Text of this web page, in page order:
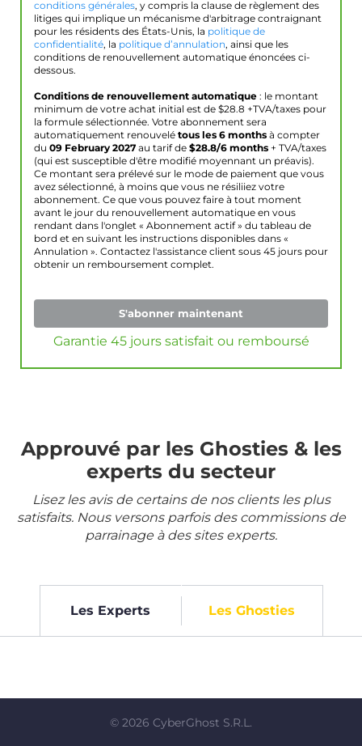
conditions générales, y compris la clause de règlement des
litiges qui implique un mécanisme d'arbitrage contraignant
pour les résidents des États-Unis, la politique de
confidentialité, la politique d’annulation, ainsi que les
conditions de renouvellement automatique énoncées ci-
dessous.
Conditions de renouvellement automatique : le montant
minimum de votre achat initial est de $28.8 +TVA/taxes pour
la formule sélectionnée. Votre abonnement sera
automatiquement renouvelé tous les 6 months à compter
du 09 February 2027 au tarif de $28.8/6 months + TVA/taxes
(qui est susceptible d'être modifié moyennant un préavis).
Ce montant sera prélevé sur le mode de paiement que vous
avez sélectionné, à moins que vous ne résiliiez votre
abonnement. Ce que vous pouvez faire à tout moment
avant le jour du renouvellement automatique en vous
rendant dans l'onglet « Abonnement actif » du tableau de
bord et en suivant les instructions disponibles dans «
Annulation ». Contactez l'assistance client sous 45 jours pour
obtenir un remboursement complet.
S'abonner maintenant
Garantie 45 jours satisfait ou remboursé
Approuvé par les Ghosties & les
experts du secteur
Lisez les avis de certains de nos clients les plus
satisfaits. Nous versons parfois des commissions de
parrainage à des sites experts.
Les Experts Les Ghosties
© 2026 CyberGhost S.R.L.